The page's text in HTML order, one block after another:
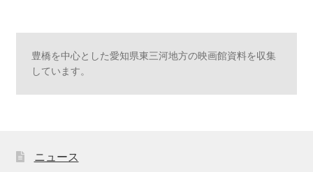
豊橋を中心とした愛知県東三河地方の映画館資料を収集
しています。
ニュース